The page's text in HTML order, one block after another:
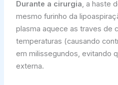
Durante a cirurgia, a haste
mesmo furinho da
plasma aquece as traves de
temperaturas (causando
em milissegundos, evitando
externa.